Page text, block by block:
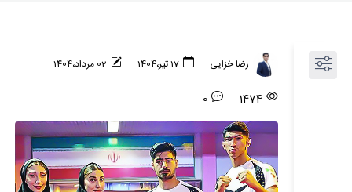
رضا خزایی 17 تیر،1404 02 مرداد،1404
1474
0